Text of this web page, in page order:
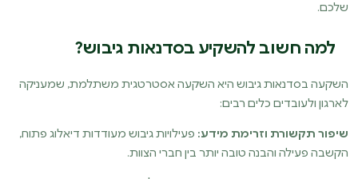
שלכם.
למה חשוב להשקיע בסדנאות גיבוש?
השקעה בסדנאות גיבוש היא השקעה אסטרטגית משתלמת, שמעניקה
לארגון ולעובדים כלים רבים:
שיפור תקשורת וזרימת מידע: פעילויות גיבוש מעודדות דיאלוג פתוח,
הקשבה פעילה והבנה טובה יותר בין חברי הצוות.